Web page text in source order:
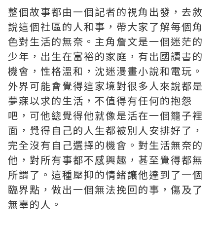
整個故事都由一個記者的視角出發，去敘
說這個社區的人和事，帶大家了解每個角
色對生活的無奈。主角詹文是一個迷茫的
少年，出生在富裕的家庭，有出國讀書的
機會，性格溫和，沈迷漫畫小說和電玩。
外界可能會覺得這家境對很多人來說都是
夢寐以求的生活，不值得有任何的抱怨
吧，可他總覺得他就像是活在一個籠子裡
面，覺得自己的人生都被別人安排好了，
完全沒有自己選擇的機會。對生活無奈的
他，對所有事都不感興趣，甚至覺得都無
所謂了。這種壓抑的情緒讓他達到了一個
臨界點，做出一個無法挽回的事，傷及了
無辜的人。